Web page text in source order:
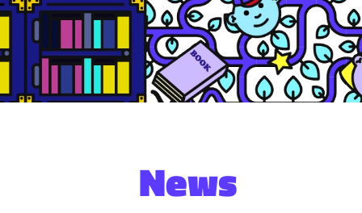
News